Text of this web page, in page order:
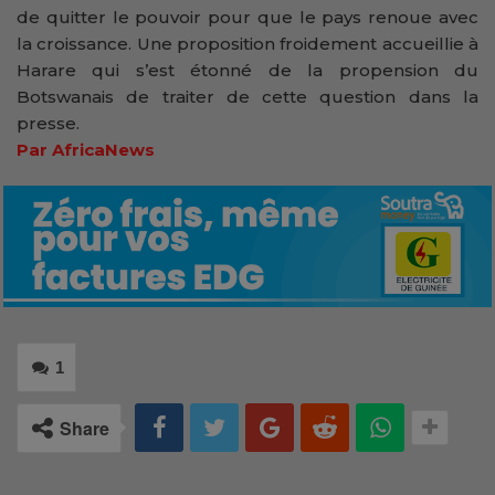
de quitter le pouvoir pour que le pays renoue avec
la croissance. Une proposition froidement accueillie à
Harare qui s’est étonné de la propension du
Botswanais de traiter de cette question dans la
presse.
Par AfricaNews
1
Share